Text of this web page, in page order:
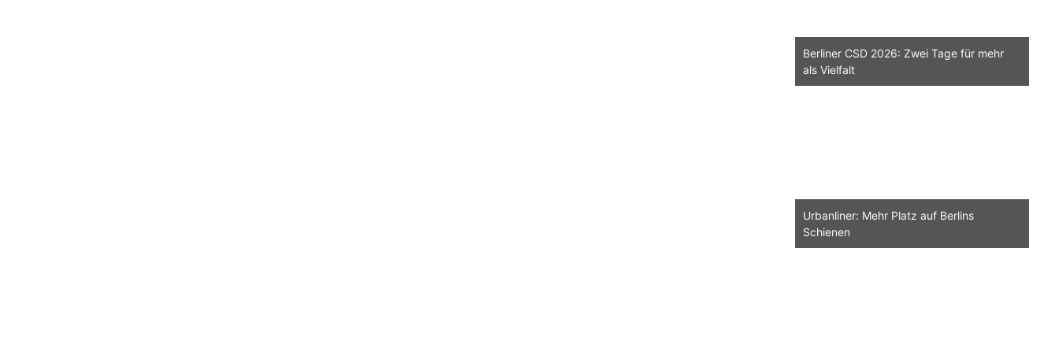
Berliner CSD 2026: Zwei Tage für mehr
als Vielfalt
Urbanliner: Mehr Platz auf Berlins
Schienen